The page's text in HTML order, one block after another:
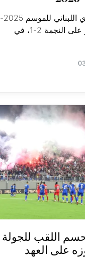
الأنصار بطلًا للدوري اللبناني للموسم 2025-
2026 فوز الأنصار على النجمة 2-1، في
اللقب للجولة
على العهد